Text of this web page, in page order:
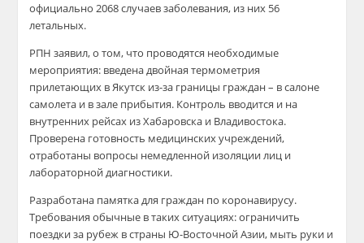
официально 2068 случаев заболевания, из них 56
летальных.
РПН заявил, о том, что проводятся необходимые
мероприятия: введена двойная термометрия
прилетающих в Якутск из-за границы граждан – в салоне
самолета и в зале прибытия. Контроль вводится и на
внутренних рейсах из Хабаровска и Владивостока.
Проверена готовность медицинских учреждений,
отработаны вопросы немедленной изоляции лиц и
лабораторной диагностики.
Разработана памятка для граждан по коронавирусу.
Требования обычные в таких ситуациях: ограничить
поездки за рубеж в страны Ю-Восточной Азии, мыть руки и